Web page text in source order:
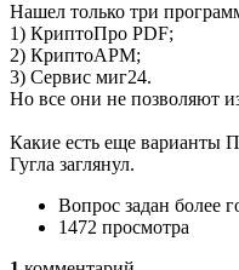
Нашел только три
1) КриптоПро PDF;
2) КриптоАРМ;
3) Сервис миг24.
Но все они не позволяют
Какие есть еще варианты
Гугла заглянул.
Вопрос задан более
1472 просмотра